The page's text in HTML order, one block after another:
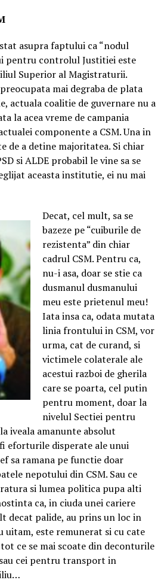
asupra faptului ca “nodul
pentru controlul Justitiei este
Superior al Magistraturii.
mai degraba de plata
actuala coalitie de guvernare nu a
la acea vreme de campania
componente a CSM. Una in
de a detine majoritatea. Si chiar
si ALDE probabil le vine sa se
aceasta institutie, ei nu mai
Decat, cel mult, sa se
bazeze pe “cuiburile de
rezistenta” din chiar
cadrul CSM. Pentru ca,
nu-i asa, doar se stie ca
dusmanul dusmanului
meu este prietenul meu!
Iata insa ca, odata mutata
linia frontului in CSM, vor
urma, cat de curand, si
victimele colaterale ale
acestui razboi de gherila
care se poarta, cel putin
pentru moment, doar la
nivelul Sectiei pentru
iveala amanunte absolut
eforturile disperate ale unui
sa ramana pe functie doar
nepotului din CSM. Sau ce
si lumea politica pupa alti
ca, in ciuda unei cariere
decat palide, au prins un loc in
uitam, este remunerat si cu cate
ce se mai scoate din deconturile
cei pentru transport in